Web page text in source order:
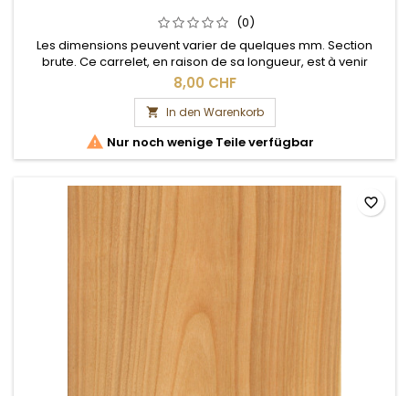
(0)
Les dimensions peuvent varier de quelques mm. Section
brute. Ce carrelet, en raison de sa longueur, est à venir
chercher sur place.
8,00 CHF
 In den Warenkorb
 Nur noch wenige Teile verfügbar
favorite_border